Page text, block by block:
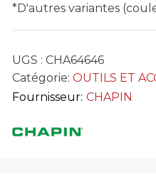
*D'autres variantes
UGS : CHA64646
Catégorie: OUTILS ET
Fournisseur: CHAPIN